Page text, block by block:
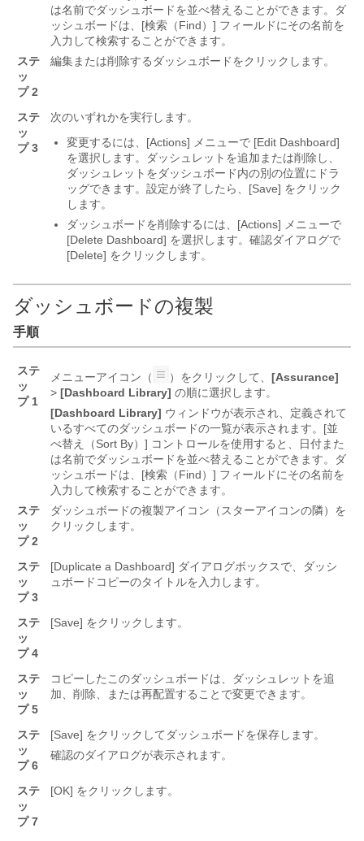
は名前でダッシュボードを並べ替えることができます。ダ
ッシュボードは、[検索（Find）] フィールドにその名前を
入力して検索することができます。
ステ
ッ
プ 2
編集または削除するダッシュボードをクリックします。
ステ
ッ
プ 3
次のいずれかを実行します。
変更するには、[Actions] メニューで [Edit Dashboard]
を選択します。
ダッシュレットを追加または削除し、
ダッシュレットをダッシュボード内の別の位置にドラ
ッグできます。設定が終了したら、[Save] をクリック
します。
ダッシュボードを削除するには、[Actions] メニューで
[Delete Dashboard] を選択します。 確認ダイアログで
[Delete] をクリックします。
ダッシュボードの複製
手順
ステ
ッ
プ 1
メニューアイコン（ ）をクリックして、 [Assurance]
> [Dashboard Library] の順に選択します。
[Dashboard Library] ウィンドウが表示され、定義されて
いるすべてのダッシュボードの一覧が表示されます。[並
べ替え（Sort By）] コントロールを使用すると、日付また
は名前でダッシュボードを並べ替えることができます。ダ
ッシュボードは、[検索（Find）] フィールドにその名前を
入力して検索することができます。
ステ
ッ
プ 2
ダッシュボードの複製アイコン（スターアイコンの隣）を
クリックします。
ステ
ッ
プ 3
[Duplicate a Dashboard] ダイアログボックスで、ダッシ
ュボードコピーのタイトルを入力します。
ステ
ッ
プ 4
[Save] をクリックします。
ステ
ッ
プ 5
コピーしたこのダッシュボードは、ダッシュレットを追
加、削除、または再配置することで変更できます。
ステ
ッ
プ 6
[Save] をクリックしてダッシュボードを保存します。
確認のダイアログが表示されます。
ステ
ッ
プ 7
[OK] をクリックします。